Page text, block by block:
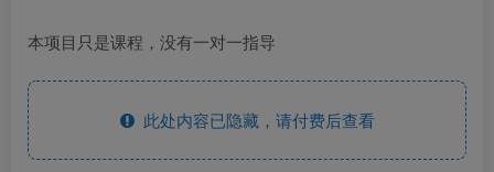
本项目只是课程，没有一对一指导
此处内容已隐藏，请付费后查看